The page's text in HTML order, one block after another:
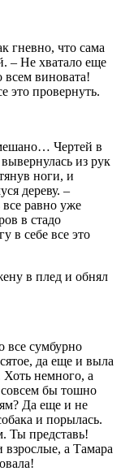
гневно, что сама
– Не хватало еще
виновата!
это провернуть.
Чертей в
из рук
ноги, и
дереву. –
равно уже
в стадо
в себе все это
в плед и обнял
все сумбурно
да еще и выла
немного, а
бы тошно
Да еще и не
и порылась.
Ты представь!
а Тамара